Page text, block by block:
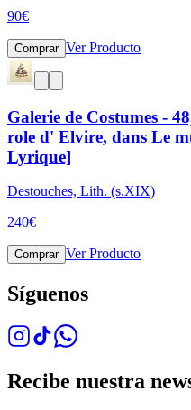
90€
Comprar Ver Producto
Galerie de Costumes -
role d' Elvire, dans Le
Lyrique]
Destouches, Lith. (s.XIX)
240€
Comprar Ver Producto
Síguenos
Recibe nuestra